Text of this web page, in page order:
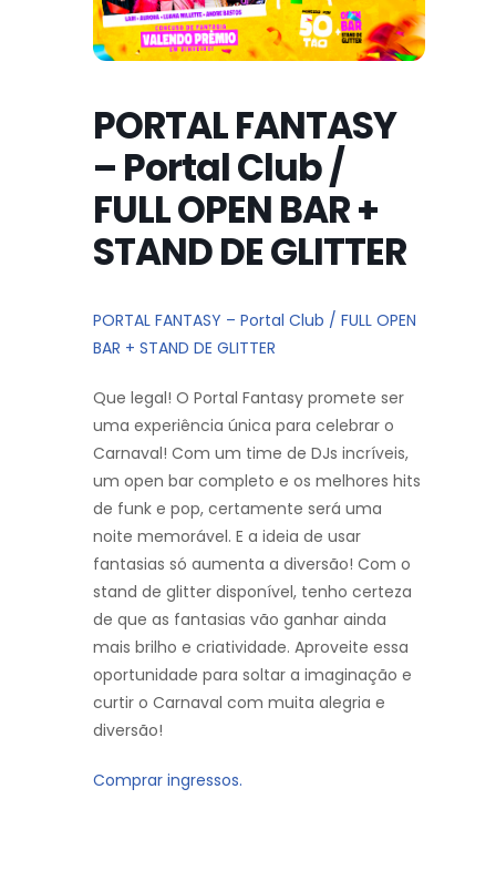
PORTAL FANTASY
– Portal Club /
FULL OPEN BAR +
STAND DE GLITTER
PORTAL FANTASY – Portal Club / FULL OPEN
BAR + STAND DE GLITTER
Que legal! O Portal Fantasy promete ser
uma experiência única para celebrar o
Carnaval! Com um time de DJs incríveis,
um open bar completo e os melhores hits
de funk e pop, certamente será uma
noite memorável. E a ideia de usar
fantasias só aumenta a diversão! Com o
stand de glitter disponível, tenho certeza
de que as fantasias vão ganhar ainda
mais brilho e criatividade. Aproveite essa
oportunidade para soltar a imaginação e
curtir o Carnaval com muita alegria e
diversão!
Comprar ingressos.